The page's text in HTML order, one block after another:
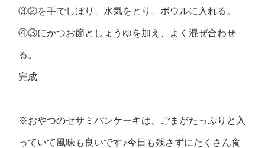
③②を手でしぼり、水気をとり、ボウルに入れる。
④③にかつお節としょうゆを加え、よく混ぜ合わせ
る。
完成
※おやつのセサミパンケーキは、ごまがたっぷりと入
っていて風味も良いです♪今日も残さずにたくさん食